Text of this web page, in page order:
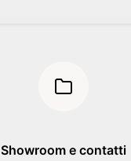
Showroom e contatti